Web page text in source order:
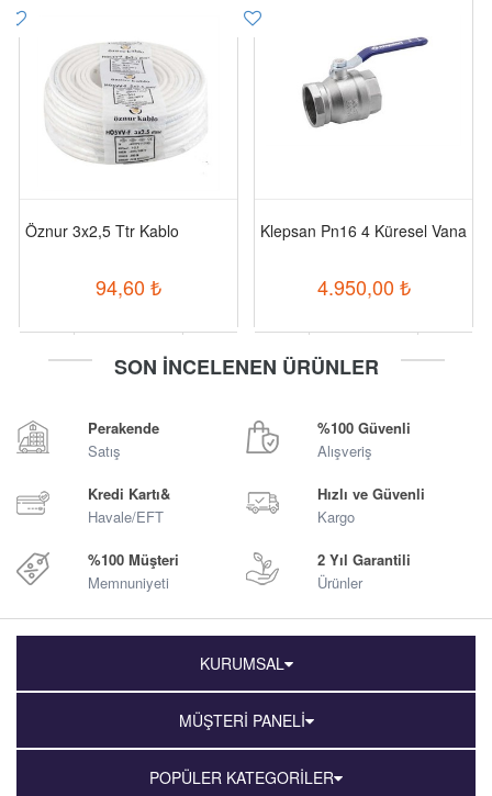
Öznur 3x2,5 Ttr Kablo
94,60 ₺
Klepsan Pn16 4 Küresel Vana
4.950,00 ₺
SON İNCELENEN ÜRÜNLER
Perakende
Satış
%100 Güvenli
Alışveriş
Kredi Kartı&
Havale/EFT
Hızlı ve Güvenli
Kargo
%100 Müşteri
Memnuniyeti
2 Yıl Garantili
Ürünler
KURUMSAL
MÜŞTERİ PANELİ
POPÜLER KATEGORİLER